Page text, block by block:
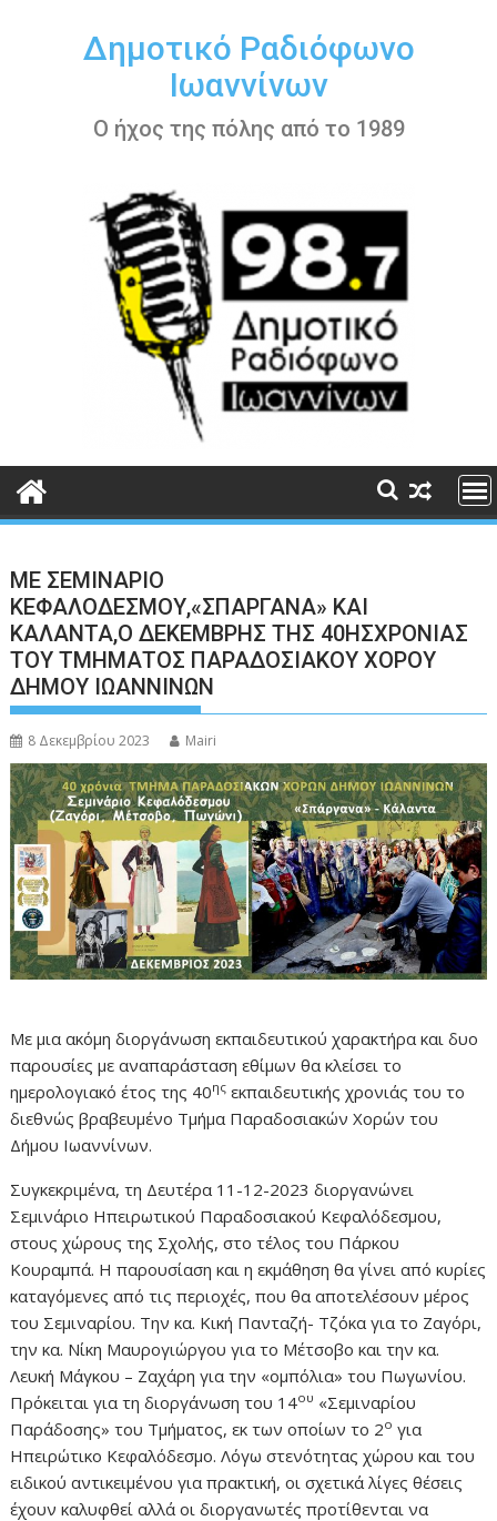
περιεχόμενοΔημοτικό Ραδιόφωνο
Ιωαννίνων
Ο ήχος της πόλης από το 1989
ΜΕ ΣΕΜΙΝΑΡΙΟ
ΚΕΦΑΛΟΔΕΣΜΟΥ,«ΣΠΑΡΓΑΝΑ» ΚΑΙ
ΚΑΛΑΝΤΑ,Ο ΔΕΚΕΜΒΡΗΣ ΤΗΣ 40ΗΣΧΡΟΝΙΑΣ
ΤΟΥ ΤΜΗΜΑΤΟΣ ΠΑΡΑΔΟΣΙΑΚΟΥ ΧΟΡΟΥ
ΔΗΜΟΥ ΙΩΑΝΝΙΝΩΝ
8 Δεκεμβρίου 2023 Mairi
Με μια ακόμη διοργάνωση εκπαιδευτικού χαρακτήρα και δυο
παρουσίες με αναπαράσταση εθίμων θα κλείσει το
ημερολογιακό έτος της 40ης εκπαιδευτικής χρονιάς του το
διεθνώς βραβευμένο Τμήμα Παραδοσιακών Χορών του
Δήμου Ιωαννίνων.
Συγκεκριμένα, τη Δευτέρα 11-12-2023 διοργανώνει
Σεμινάριο Ηπειρωτικού Παραδοσιακού Κεφαλόδεσμου,
στους χώρους της Σχολής, στο τέλος του Πάρκου
Κουραμπά. Η παρουσίαση και η εκμάθηση θα γίνει από κυρίες
καταγόμενες από τις περιοχές, που θα αποτελέσουν μέρος
του Σεμιναρίου. Την κα. Κική Πανταζή- Τζόκα για το Ζαγόρι,
την κα. Νίκη Μαυρογιώργου για το Μέτσοβο και την κα.
Λευκή Μάγκου – Ζαχάρη για την «ομπόλια» του Πωγωνίου.
Πρόκειται για τη διοργάνωση του 14ου «Σεμιναρίου
Παράδοσης» του Τμήματος, εκ των οποίων το 2ο για
Ηπειρώτικο Κεφαλόδεσμο. Λόγω στενότητας χώρου και του
ειδικού αντικειμένου για πρακτική, οι σχετικά λίγες θέσεις
έχουν καλυφθεί αλλά οι διοργανωτές προτίθενται να